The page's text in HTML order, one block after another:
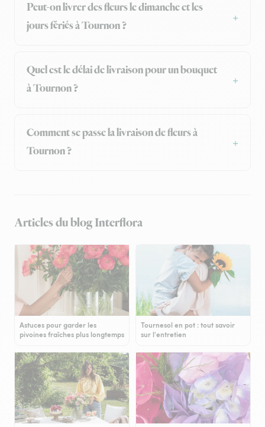
Peut-on livrer des fleurs le dimanche et les
jours fériés à Tournon ?
Quel est le délai de livraison pour un bouquet
à Tournon ?
Comment se passe la livraison de fleurs à
Tournon ?
Articles du blog Interflora
Astuces pour garder les
pivoines fraîches plus longtemps
Tournesol en pot : tout savoir
sur l'entretien